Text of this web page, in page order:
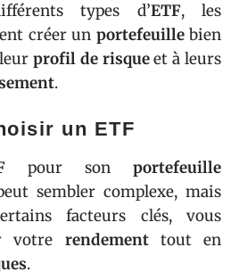
types d’ETF, les
créer un portefeuillebien
leurprofil de risqueet à leurs
.
un ETF
pour son portefeuille
sembler complexe, mais
facteurs clés, vous
votre rendementtout en
.